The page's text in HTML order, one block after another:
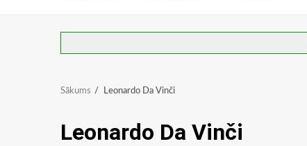
Sākums Leonardo Da Vinči
Leonardo Da Vinči